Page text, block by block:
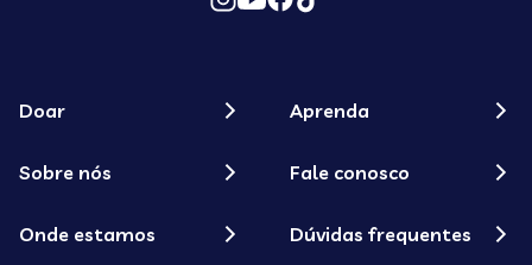
Doar
Sobre nós
Onde estamos
Aprenda
Fale conosco
Dúvidas frequentes